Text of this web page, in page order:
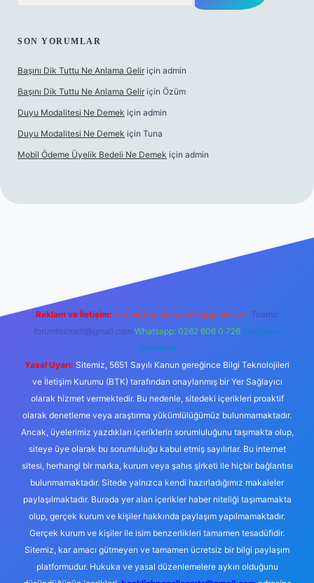
SON YORUMLAR
Başını Dik Tuttu Ne Anlama Gelir için admin
Başını Dik Tuttu Ne Anlama Gelir için Özüm
Duyu Modalitesi Ne Demek için admin
Duyu Modalitesi Ne Demek için Tuna
Mobil Ödeme Üyelik Bedeli Ne Demek için admin
Reklam ve İletişim: E-mail: backlinkpaneli@gmail.com Teams:
forumhizmeti@gmail.com Whatsapp: 0262 606 0 726 Telegram:
@karabul
Yasal Uyarı: Sitemiz, 5651 Sayılı Kanun gereğince Bilgi Teknolojileri
ve İletişim Kurumu (BTK) tarafından onaylanmış bir Yer Sağlayıcı
olarak hizmet vermektedir. Bu nedenle, sitedeki içerikleri proaktif
olarak denetleme veya araştırma yükümlülüğümüz bulunmamaktadır.
Ancak, üyelerimiz yazdıkları içeriklerin sorumluluğunu taşımakta olup,
siteye üye olarak bu sorumluluğu kabul etmiş sayılırlar. Bu internet
sitesi, herhangi bir marka, kurum veya şahıs şirketi ile hiçbir bağlantısı
bulunmamaktadır. Sitede yalnızca kendi hazırladığımız makaleler
paylaşılmaktadır. Burada yer alan içerikler haber niteliği taşımamakta
olup, gerçek kurum ve kişiler hakkında paylaşım yapılmamaktadır.
Gerçek kurum ve kişiler ile isim benzerlikleri tamamen tesadüfidir.
Sitemiz, kar amacı gütmeyen ve tamamen ücretsiz bir bilgi paylaşım
platformudur. Hukuka ve yasal düzenlemelere aykırı olduğunu